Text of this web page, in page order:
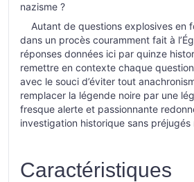
nazisme ?
Autant de questions explosives en
dans un procès couramment fait à
réponses données ici par quinze
remettre en contexte chaque
avec le souci d’éviter tout
remplacer la légende noire par une
fresque alerte et passionnante
investigation historique sans
Caractéristiques